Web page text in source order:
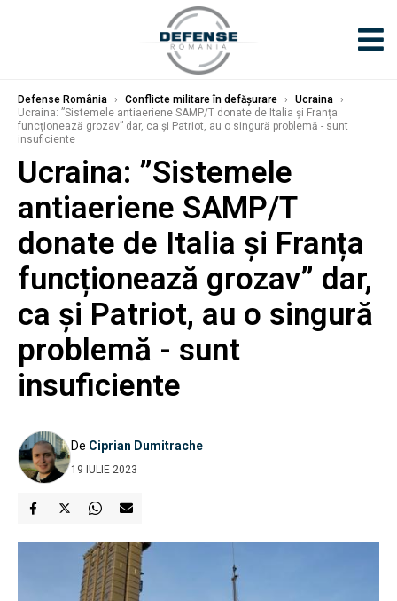
Defense România › Conflicte militare în defășurare › Ucraina ›
Ucraina: ”Sistemele antiaeriene SAMP/T donate de Italia și Franța
funcționează grozav” dar, ca și Patriot, au o singură problemă - sunt
insuficiente
Ucraina: ”Sistemele
antiaeriene SAMP/T
donate de Italia și Franța
funcționează grozav” dar,
ca și Patriot, au o singură
problemă - sunt
insuficiente
De Ciprian Dumitrache
19 IULIE 2023